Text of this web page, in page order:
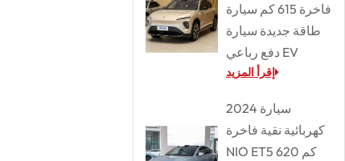
فاخرة 615 كم سيارة
طاقة جديدة سيارة
دفع رباعي EV
إقرأ المزيد
2024 سيارة
كهربائية نقية فاخرة
NIO ET5 620 كم